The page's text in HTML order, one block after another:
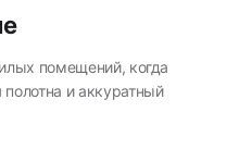
помещений, когда
и аккуратный